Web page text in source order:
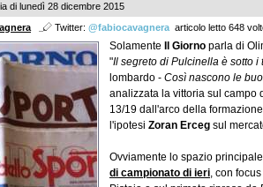
di lunedì 28 dicembre 2015
Twitter: @fabiocavagnera articolo letto 648
Solamente Il Giorno parla di
"Il segreto di Pulcinella è sotto i
lombardo - Così nascono le
analizzata la vittoria sul campo
13/19 dall'arco della
l'ipotesi Zoran Erceg sul
Ovviamente lo spazio
di campionato di ieri, con